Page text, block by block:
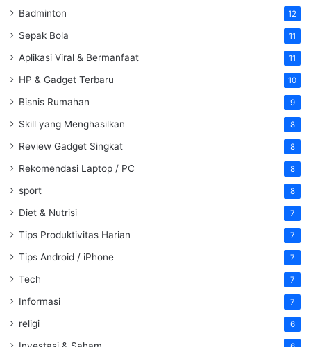
Badminton 12
Sepak Bola 11
Aplikasi Viral & Bermanfaat 11
HP & Gadget Terbaru 10
Bisnis Rumahan 9
Skill yang Menghasilkan 8
Review Gadget Singkat 8
Rekomendasi Laptop / PC 8
sport 8
Diet & Nutrisi 7
Tips Produktivitas Harian 7
Tips Android / iPhone 7
Tech 7
Informasi 7
religi 6